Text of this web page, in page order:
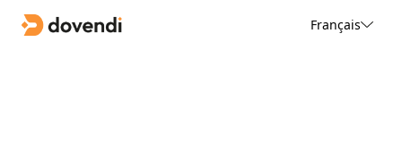
Français